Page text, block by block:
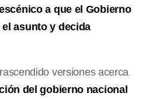
a que el Gobierno
asunto y decida
versiones acerca
del gobierno nacional